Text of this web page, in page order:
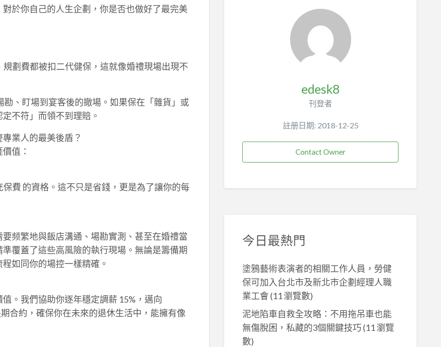
於你自己的人生企劃，你是否也做好了最完美
劃費都被扣二代健保，這就像婚禮現場出現不
、盯場到宴客後的撤場。如果保在「雜貨」或
不符」而領不到理賠。
業人的最美後盾？
值：
費 的資格。這不只是省錢，更是為了讓你的每
频繁地與飯店溝通、場勘實測、甚至在婚禮當
覆蓋了這些高風險的執行現場。無論是籌備期
如同你的場控一樣精確。
。我們協助你逐年穩定調薪 15%，邁向
合約，確保你在未來的退休生活中，能擁有像
edesk8
刊登者
註册日期: 2018-12-25
Contact Owner
今日最熱門
塗鴉藝術表演者的相關工作人員，勞健
保可加入台北市及新北巿企劃經理人職
業工會 (11 瀏覽數)
泥地陷車自救全攻略：不用拖吊車也能
無傷脫困，私藏的3個關鍵技巧(11 瀏覽
數)